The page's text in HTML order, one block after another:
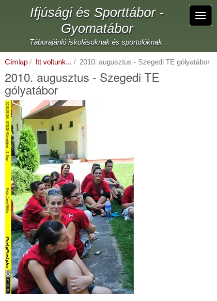
Ifjúsági és Sporttábor -
Gyomatábor
Táborajánló iskolásoknak és sportolóknak.
Címlap Itt voltunk... 2010. augusztus - Szegedi TE gólyatábor
2010. augusztus - Szegedi TE
gólyatábor